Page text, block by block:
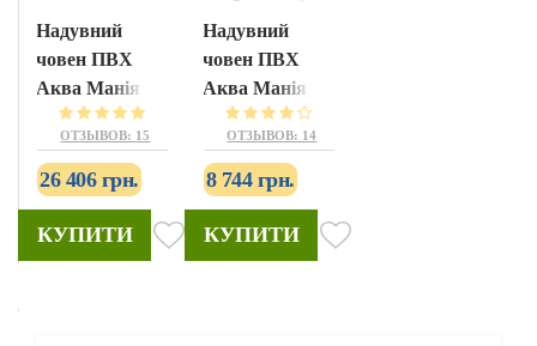
Надувний
човен ПВХ
Аква Манія
АМК-270
ОТЗЫВОВ: 15
26 406 грн.
КУПИТИ
Надувний
човен ПВХ
Аква Манія
А-190
ОТЗЫВОВ: 14
8 744 грн.
КУПИТИ